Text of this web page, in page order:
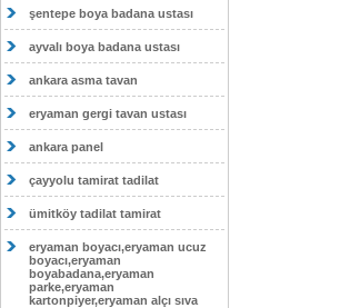
şentepe boya badana ustası
ayvalı boya badana ustası
ankara asma tavan
eryaman gergi tavan ustası
ankara panel
çayyolu tamirat tadilat
ümitköy tadilat tamirat
eryaman boyacı,eryaman ucuz
boyacı,eryaman
boyabadana,eryaman
parke,eryaman
kartonpiyer,eryaman alçı sıva